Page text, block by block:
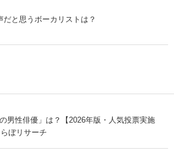
だと思うボーカリストは？
男性俳優」は？【2026年版・人気投票実施
ぼリサーチ